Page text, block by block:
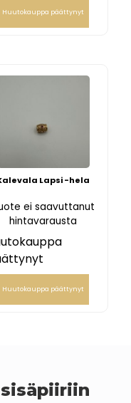
Huutokauppa päättynyt
Lapsi -hela
ei saavuttanut
hintavarausta
Huutokauppa päättynyt